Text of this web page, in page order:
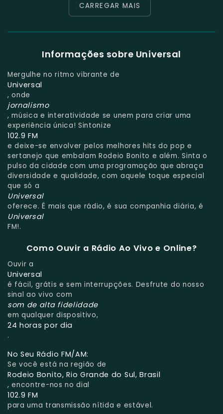
CARREGAR MAIS
Informações sobre Universal
Mergulhe no ritmo vibrante de
Universal
, onde
jornalismo
, música e interatividade se unem para criar uma
experiência única! Sintonize
102.9 FM
e deixe-se envolver pelos melhores hits do pop e
sertanejo que embalam Rodeio Bonito e além. Sinta o
pulso da cidade com uma programação que abraça
diversidade e qualidade, com aquele toque especial
que só a
Universal
oferece. É mais que rádio, é sua companhia diária, é
Universal
FM!.
Como Ouvir a Rádio Ao Vivo e Online?
Ouvir a
Universal
é fácil, grátis e sem interrupções. Desfrute do nosso
sinal ao vivo com
som de alta fidelidade
em qualquer dispositivo,
24 horas por dia
.
No Seu Rádio FM/AM:
Se você está na região de
Rodeio Bonito, Rio Grande do Sul, Brasil
, encontre-nos no dial
102.9 FM
para uma transmissão nítida e estável.